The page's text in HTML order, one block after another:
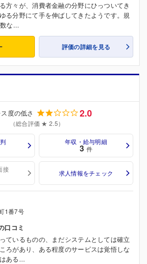
方々が、消費者金融の分野にひっついてき
る分野にて手を伸ばしてきたようです。規
な...
評価の詳細を見る
度の低さ 2.0
（総合評価 ★ 2.5）
年収・給与明細
3 件
接 求人情報をチェック
1番7号
口コミ
ているものの、まだシステムとしては確立
ろがあり、ある程度のサービスは覚悟しな
ある...